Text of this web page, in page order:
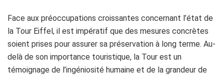
Face aux préoccupations croissantes concernant l’état de
la Tour Eiffel, il est impératif que des mesures concrètes
soient prises pour assurer sa préservation à long terme. Au-
delà de son importance touristique, la Tour est un
témoignage de l’ingéniosité humaine et de la grandeur de